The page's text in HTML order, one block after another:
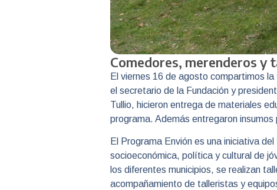
Comedores, merenderos y
El viernes 16 de agosto compartimos
el secretario de la Fundación y
Tullio, hicieron entrega de materiales
programa. Además entregaron
El Programa Envión es una iniciativa
socioeconómica, política y cultural de
los diferentes municipios, se realizan
acompañamiento de talleristas y